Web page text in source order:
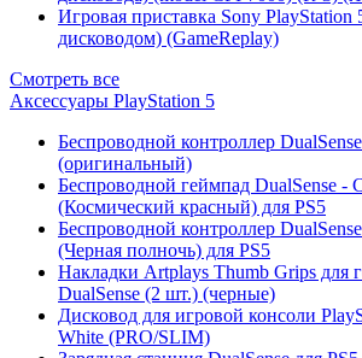
Игровая приставка Sony PlayStation
дисководом) (GameReplay)
Смотреть все
Аксессуары PlayStation 5
Беспроводной контроллер
(оригинальный)
Беспроводной геймпад DualSense -
(Космический красный) для PS5
Беспроводной контроллер
(Черная полночь) для PS5
Накладки Artplays Thumb Grips для
DualSense (2 шт.) (черные)
Дисковод для игровой консоли
White (PRO/SLIM)